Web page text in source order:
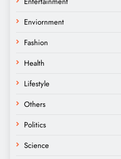
Enviornment
Fashion
Health
Lifestyle
Others
Politics
Science